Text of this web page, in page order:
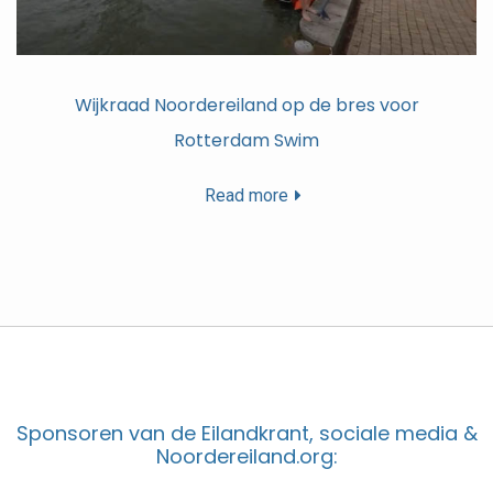
Wijkraad Noordereiland op de bres voor
Rotterdam Swim
Read more
Sponsoren van de Eilandkrant, sociale media &
Noordereiland.org: